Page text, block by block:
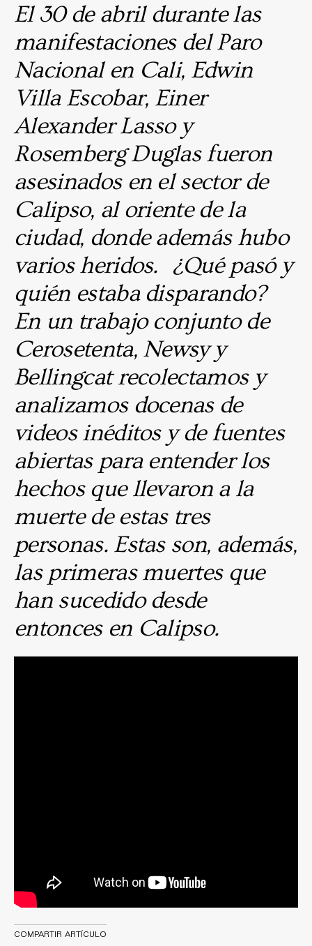
El 30 de abril durante las
manifestaciones del Paro
Nacional en Cali, Edwin
Villa Escobar, Einer
Alexander Lasso y
Rosemberg Duglas fueron
asesinados en el sector de
Calipso, al oriente de la
ciudad, donde además hubo
varios heridos. ¿Qué pasó y
quién estaba disparando?
En un trabajo conjunto de
Cerosetenta, Newsy y
Bellingcat recolectamos y
analizamos docenas de
videos inéditos y de fuentes
abiertas para entender los
hechos que llevaron a la
muerte de estas tres
personas. Estas son, además,
las primeras muertes que
han sucedido desde
entonces en Calipso.
COMPARTIR ARTÍCULO